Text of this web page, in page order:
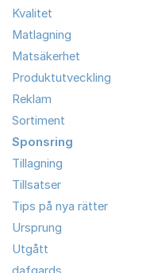
Kvalitet
Matlagning
Matsäkerhet
Produktutveckling
Reklam
Sortiment
Sponsring
Tillagning
Tillsatser
Tips på nya rätter
Ursprung
Utgått